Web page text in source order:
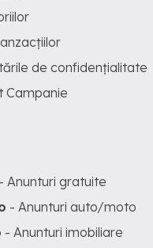
de confidențialitate
Campanie
- Anunturi gratuite
- Anunturi auto/moto
- Anunturi imobiliare